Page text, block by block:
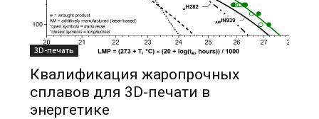
3D-печать
Квалификация жаропрочных
сплавов для 3D-печати в
энергетике